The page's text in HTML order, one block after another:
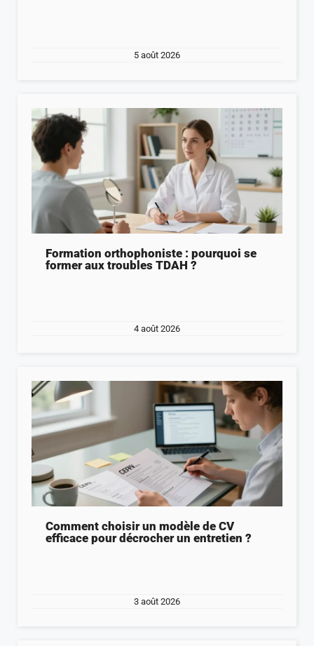
5 août 2026
Formation orthophoniste : pourquoi se
former aux troubles TDAH ?
4 août 2026
Comment choisir un modèle de CV
efficace pour décrocher un entretien ?
3 août 2026